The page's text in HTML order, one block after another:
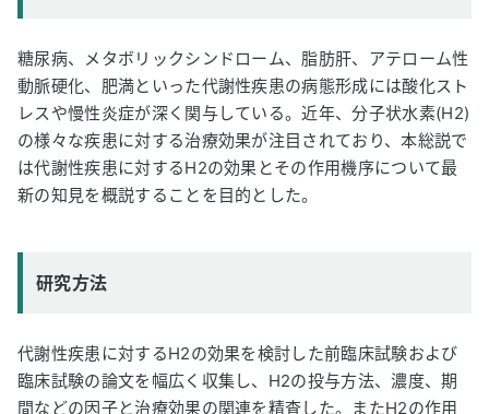
糖尿病、メタボリックシンドローム、脂肪肝、アテローム性
動脈硬化、肥満といった代謝性疾患の病態形成には酸化スト
レスや慢性炎症が深く関与している。近年、分子状水素(H2)
の様々な疾患に対する治療効果が注目されており、本総説で
は代謝性疾患に対するH2の効果とその作用機序について最
新の知見を概説することを目的とした。
研究方法
代謝性疾患に対するH2の効果を検討した前臨床試験および
臨床試験の論文を幅広く収集し、H2の投与方法、濃度、期
間などの因子と治療効果の関連を精査した。またH2の作用